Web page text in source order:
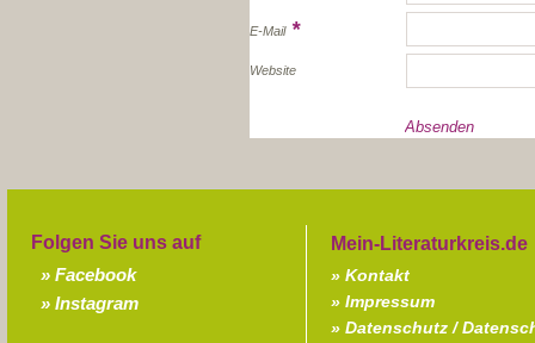
E-Mail *
Website
Kontakt
Impressum
Datenschutz /
Folgen Sie uns auf
Facebook
Instagram